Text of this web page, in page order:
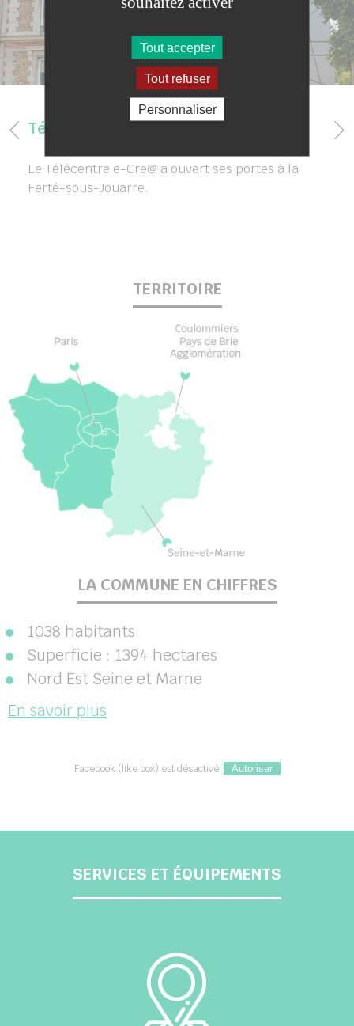
Télécentre La Ferté-Sous-Jouarre
Le Télécentre e-Cre@ a ouvert ses portes à la
Ferté-sous-Jouarre.
TERRITOIRE
LA COMMUNE EN CHIFFRES
1038 habitants
Superficie : 1394 hectares
Nord Est Seine et Marne
En savoir plus
Facebook (like box) est désactivé. Autoriser
SERVICES ET ÉQUIPEMENTS
Tout accepter
Tout refuser
Personnaliser